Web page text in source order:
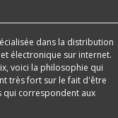
dans la distribution
électronique sur internet.
voici la philosophie qui
très fort sur le fait d'être
correspondent aux